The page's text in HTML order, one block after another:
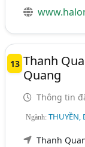
13 Thanh
Quang
Thông tin
Ngành:THUYỀN,
Thanh